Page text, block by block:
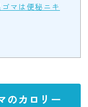
マは便秘ニキ
のカロリー